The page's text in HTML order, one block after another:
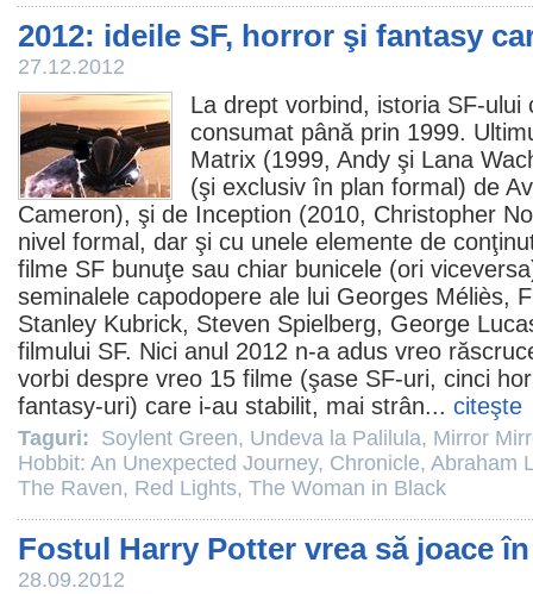
2012: ideile SF, horror şi fantasy
27.12.2012
La drept vorbind, istoria SF-
consumat până prin 1999.
Matrix (1999, Andy şi Lana
(şi exclusiv în plan formal) de
Cameron), şi de Inception (2010, Christopher
nivel formal, dar şi cu unele elemente de
filme SF bunuţe sau chiar bunicele (ori
seminalele capodopere ale lui Georges Méliès,
Stanley Kubrick, Steven Spielberg, George
filmului SF. Nici anul 2012 n-a adus vreo
vorbi despre vreo 15 filme (şase SF-uri, cinci
fantasy-uri) care i-au stabilit, mai strân... citeşte
Taguri: Soylent Green, Undeva la Palilula, Mirror
Hobbit: An Unexpected Journey, Chronicle, Abraham
The Raven, Red Lights, The Woman in Black
Fostul Harry Potter vrea să joace
28.09.2012